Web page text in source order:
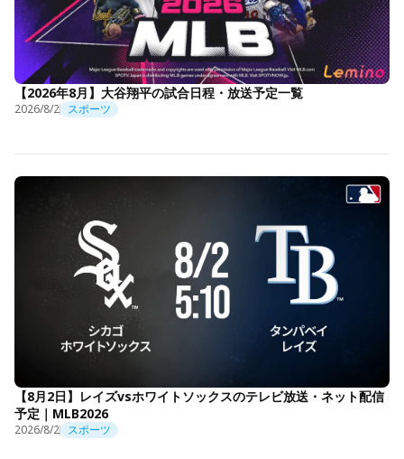
【2026年8月】大谷翔平の試合日程・放送予定一覧
2026/8/2 スポーツ
【8月2日】レイズvsホワイトソックスのテレビ放送・ネット配信
予定｜MLB2026
2026/8/2 スポーツ